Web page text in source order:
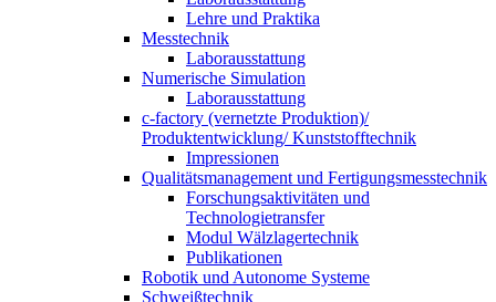
Lehre und Praktika
Messtechnik
Laborausstattung
Numerische Simulation
Laborausstattung
c-factory (vernetzte Produktion)/
Produktentwicklung/ Kunststofftechnik
Impressionen
Qualitätsmanagement und Fertigungsmesstechnik
Forschungsaktivitäten und
Technologietransfer
Modul Wälzlagertechnik
Publikationen
Robotik und Autonome Systeme
Schweißtechnik